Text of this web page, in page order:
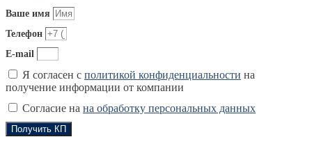
Ваше имя
Телефон
E-mail
Я согласен с политикой конфиденциальности на
получение информации от компании
Согласие на на обработку персональных данных
Получить КП